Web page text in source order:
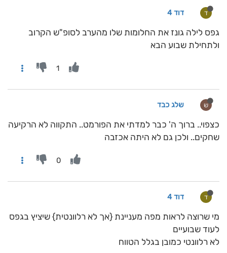
ד דוד 4
גפס לילה גונז את החלומות שלו מהערב לסופ"ש הקרוב
ולתחילת שבוע הבא
1
ש שלג כבד
כצפוי.. ברוך ה' כבר למדתי את הפורמט.. התקווה לא הרקיעה
שחקים.. ולכן גם לא היתה אכזבה
0
ד דוד 4
מי שרוצה לראות מפה מעניינת {אך לא רלוונטית} שיציץ בגפס
לעוד שבועיים
לא רלוונטי כמובן בגלל הטווח